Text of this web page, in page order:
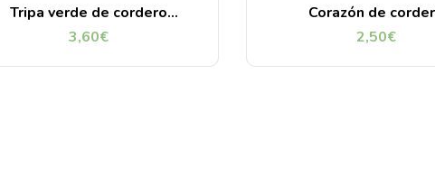
Tripa verde de cordero
troceada 1 Kg
3,60€
Corazón de
2,50€